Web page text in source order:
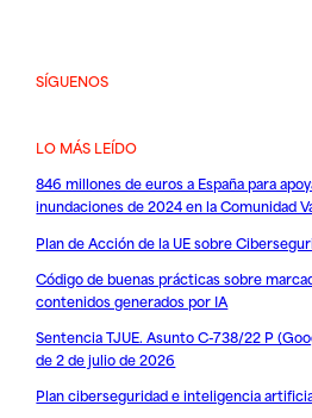
SÍGUENOS
LO MÁS LEÍDO
846 millones de euros a España para
inundaciones de 2024 en la Comunidad
Plan de Acción de la UE sobre
Código de buenas prácticas sobre
contenidos generados por IA
Sentencia TJUE. Asunto C-738/22 P
de 2 de julio de 2026
Plan ciberseguridad e inteligencia